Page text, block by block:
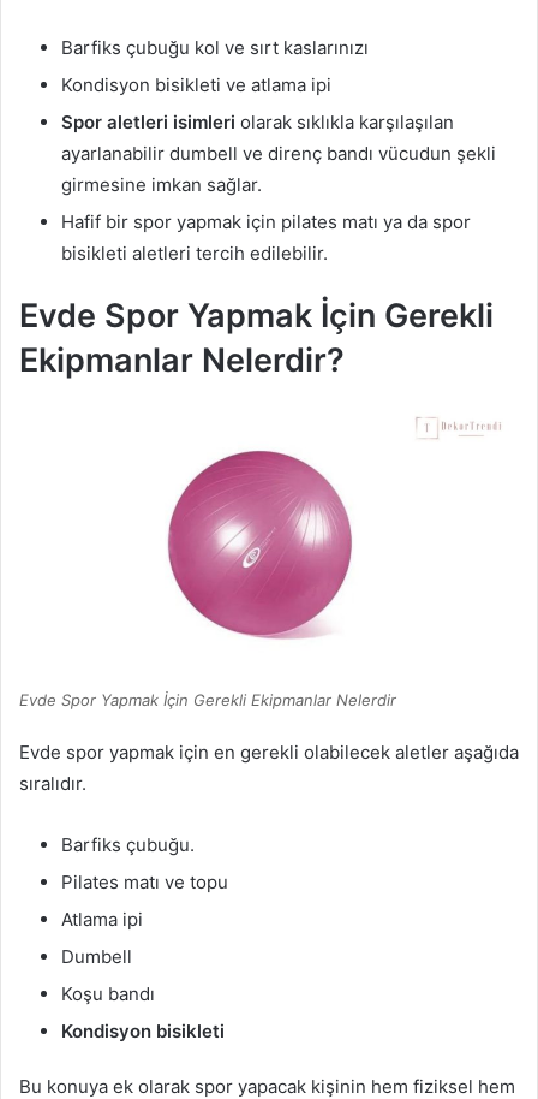
Barfiks çubuğu kol ve sırt kaslarınızı
Kondisyon bisikleti ve atlama ipi
Spor aletleri isimleri olarak sıklıkla karşılaşılan
ayarlanabilir dumbell ve direnç bandı vücudun şekli
girmesine imkan sağlar.
Hafif bir spor yapmak için pilates matı ya da spor
bisikleti aletleri tercih edilebilir.
Evde Spor Yapmak İçin Gerekli
Ekipmanlar Nelerdir?
Evde Spor Yapmak İçin Gerekli Ekipmanlar Nelerdir
Evde spor yapmak için en gerekli olabilecek aletler aşağıda
sıralıdır.
Barfiks çubuğu.
Pilates matı ve topu
Atlama ipi
Dumbell
Koşu bandı
Kondisyon bisikleti
Bu konuya ek olarak spor yapacak kişinin hem fiziksel hem